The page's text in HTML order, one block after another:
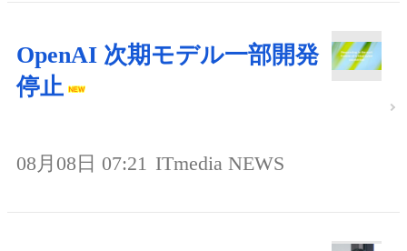
OpenAI 次期モデル一部開発
停止
08月08日 07:21 ITmedia NEWS